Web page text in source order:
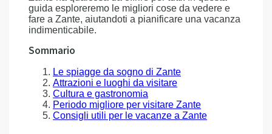
guida esploreremo le migliori cose da vedere e
fare a Zante, aiutandoti a pianificare una vacanza
indimenticabile.
Sommario
Le spiagge da sogno di Zante
Attrazioni e luoghi da visitare
Cultura e gastronomia
Periodo migliore per visitare Zante
Consigli utili per le vacanze a Zante